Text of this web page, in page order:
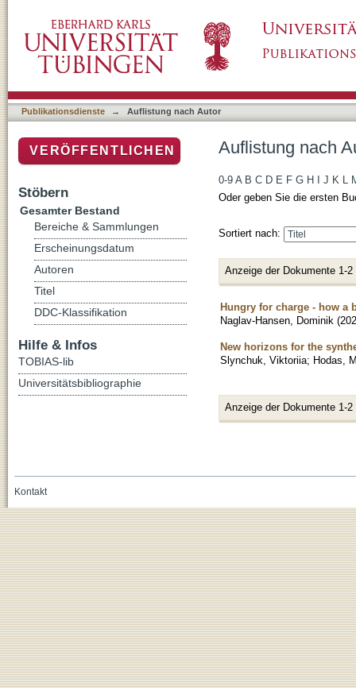
Publikationsdienste → Auflistung nach Autor
Auflistung nach
0-9 A B C D E F G H J K L
Oder geben Sie die ersten
Sortiert nach:
Anzeige der Dokumente 1-2
Hungry for charge - how a
Naglav-Hansen, Dominik (
New horizons for the
Slynchuk, Viktoriia; Hodas,
Anzeige der Dokumente 1-2
VERÖFFENTLICHEN
Stöbern
Gesamter Bestand
Bereiche & Sammlungen
Erscheinungsdatum
Autoren
Titel
DDC-Klassifikation
Hilfe & Infos
TOBIAS-lib
Universitätsbibliographie
Kontakt